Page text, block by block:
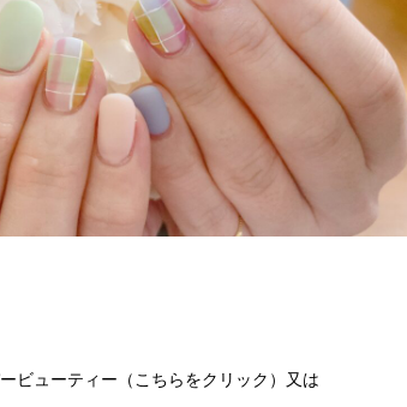
ビューティー（こちらをクリック） 又は